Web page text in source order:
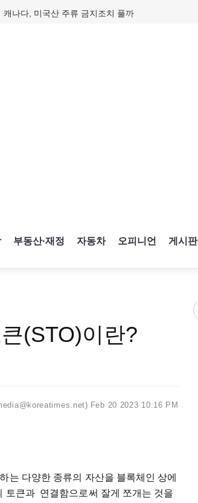
캐나다, 미국산 주류 금지조치 풀까
부동산·재정 자동차 오피니언 게시판
(STO)이란?
Feb 20 2023 10:16 PM
는 다양한 종류의 자산을 블록체인 상에
토큰과 연결함으로써 잘게 쪼개는 것을